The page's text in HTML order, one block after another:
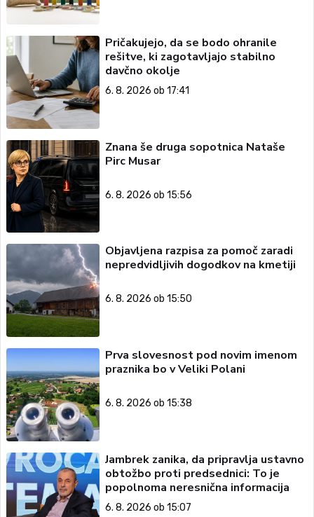
Pričakujejo, da se bodo ohranile
rešitve, ki zagotavljajo stabilno
davčno okolje
6. 8. 2026 ob 17:41
Znana še druga sopotnica Nataše
Pirc Musar
6. 8. 2026 ob 15:56
Objavljena razpisa za pomoč zaradi
nepredvidljivih dogodkov na kmetiji
6. 8. 2026 ob 15:50
Prva slovesnost pod novim imenom
praznika bo v Veliki Polani
6. 8. 2026 ob 15:38
Jambrek zanika, da pripravlja ustavno
obtožbo proti predsednici: To je
popolnoma neresnična informacija
6. 8. 2026 ob 15:07